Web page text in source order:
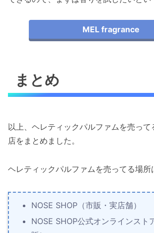
MEL fragrance
まとめ
以上、ヘレティックパルファムを売って
店をまとめました。
ヘレティックパルファムを売ってる場所
NOSE SHOP（市販・実店舗）
NOSE SHOP公式オンラインスト